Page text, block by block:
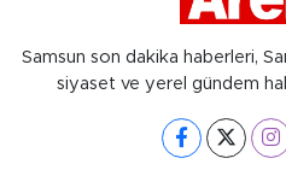
Samsun son dakika haberleri,
siyaset ve yerel gündem